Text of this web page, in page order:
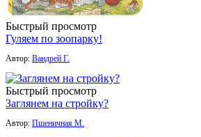
Быстрый просмотр
Гуляем по зоопарку!
Автор: Вандрей Г.
Быстрый просмотр
Заглянем на стройку?
Автор: Пшеничная М.